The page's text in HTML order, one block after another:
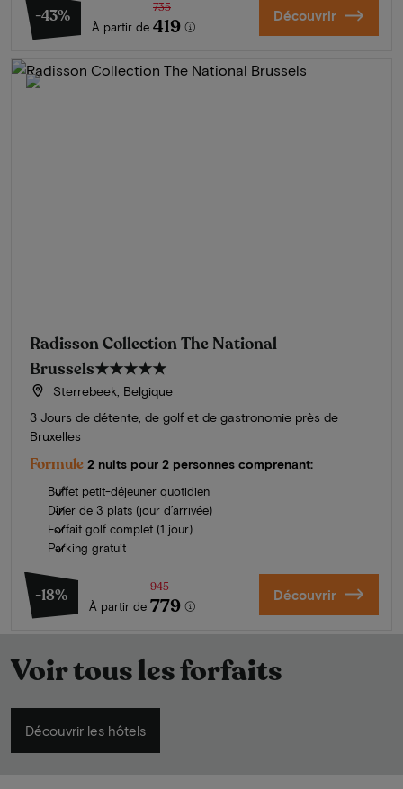
-43%
À partir de
735
419 Découvrir
Radisson Collection The National
Brussels★★★★★
Sterrebeek, Belgique
3 Jours de détente, de golf et de gastronomie près de
Bruxelles
Formule 2 nuits pour 2 personnes comprenant:
Buffet petit-déjeuner quotidien
Dîner de 3 plats (jour d’arrivée)
Forfait golf complet (1 jour)
Parking gratuit
-18%
À partir de
945
779 Découvrir
Voir tous les forfaits
Découvrir les hôtels